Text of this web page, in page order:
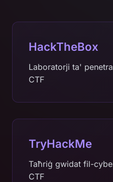
HackTheBox
Laboratorji ta'
CTF
TryHackMe
Taħriġ gwidat fil-
CTF